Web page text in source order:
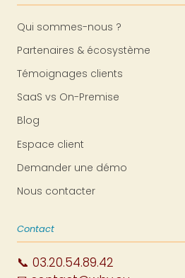
Qui sommes-nous ?
Partenaires & écosystème
Témoignages clients
SaaS vs On-Premise
Blog
Espace client
Demander une démo
Nous contacter
Contact
📞 03.20.54.89.42